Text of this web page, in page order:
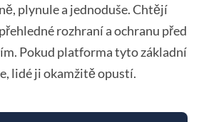
plynule a jednoduše. Chtějí
rozhraní a ochranu před
Pokud platforma tyto základní
lidé ji okamžitě opustí.